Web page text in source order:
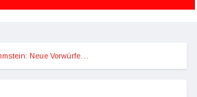
Neue Vorwürfe…